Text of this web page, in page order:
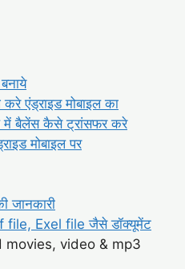
एंड्राइड मोबाइल का
में बैलेंस कैसे ट्रांसफर करे
मोबाइल पर
जानकारी
Exel file जैसे डॉक्यूमेंट
video & mp3